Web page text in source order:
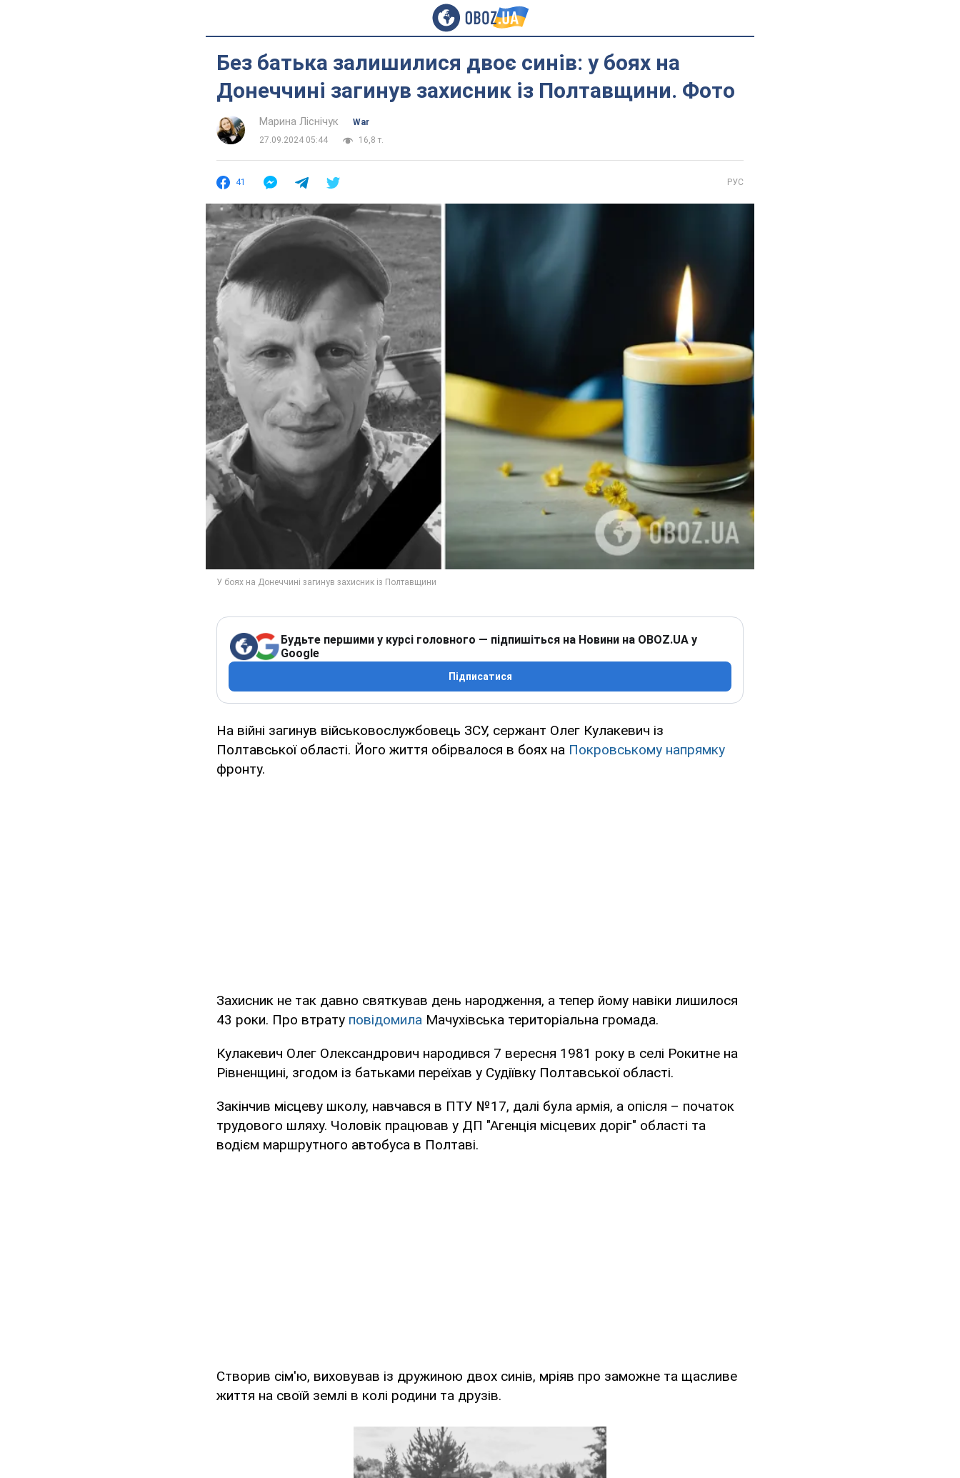
Без батька залишилися двоє синів: у боях на
Донеччині загинув захисник із Полтавщини. Фото
Марина Ліснічук
War
27.09.2024 05:44
16,8 т.
41 РУС
Будьте першими у курсі головного — підпишіться на Новини на OBOZ.UA у
Google
Підписатися
На війні загинув військовослужбовець ЗСУ, сержант Олег Кулакевич із
Полтавської області. Його життя обірвалося в боях на Покровському напрямку
фронту.
Захисник не так давно святкував день народження, а тепер йому навіки лишилося
43 роки. Про втрату повідомила Мачухівська територіальна громада.
Кулакевич Олег Олександрович народився 7 вересня 1981 року в селі Рокитне на
Рівненщині, згодом із батьками переїхав у Судіївку Полтавської області.
Закінчив місцеву школу, навчався в ПТУ №17, далі була армія, а опісля – початок
трудового шляху. Чоловік працював у ДП "Агенція місцевих доріг" області та
водієм маршрутного автобуса в Полтаві.
Створив сім'ю, виховував із дружиною двох синів, мріяв про заможне та щасливе
життя на своїй землі в колі родини та друзів.